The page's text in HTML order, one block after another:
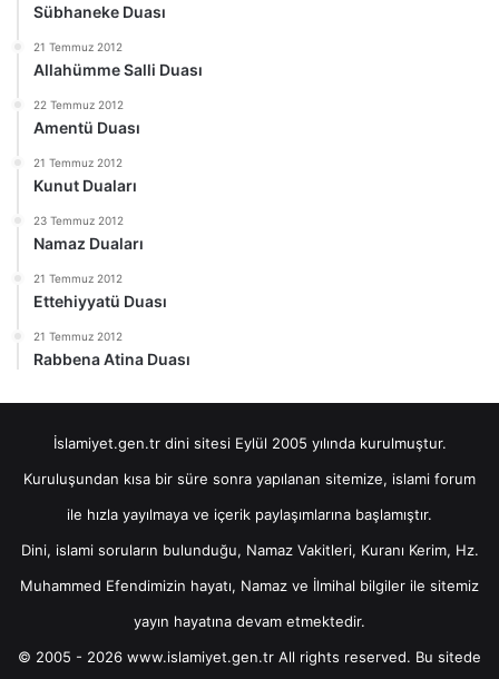
Sübhaneke Duası
21 Temmuz 2012
Allahümme Salli Duası
22 Temmuz 2012
Amentü Duası
21 Temmuz 2012
Kunut Duaları
23 Temmuz 2012
Namaz Duaları
21 Temmuz 2012
Ettehiyyatü Duası
21 Temmuz 2012
Rabbena Atina Duası
İslamiyet.gen.tr dini sitesi Eylül 2005 yılında kurulmuştur.
Kuruluşundan kısa bir süre sonra yapılanan sitemize, islami forum
ile hızla yayılmaya ve içerik paylaşımlarına başlamıştır.
Dini, islami soruların bulunduğu, Namaz Vakitleri, Kuranı Kerim, Hz.
Muhammed Efendimizin hayatı, Namaz ve İlmihal bilgiler ile sitemiz
yayın hayatına devam etmektedir.
© 2005 - 2026 www.islamiyet.gen.tr All rights reserved. Bu sitede